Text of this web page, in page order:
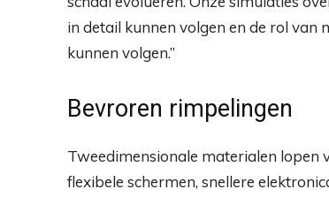
in detail kunnen volgen en de rol van
kunnen volgen.”
Bevroren rimpelingen
Tweedimensionale materialen lopen
flexibele schermen, snellere